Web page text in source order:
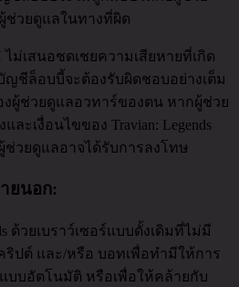
วยดูแลในทางที่ผิด
ไม่เสนอชดเชยความเสียหายที่เกิด
ญชีล็อบบี้จะต้องรับผิดชอบอย่างเต็ม
ผู้ช่วยดูแลอวทาร์ของตน หากผู้ช่วย
ะเงื่อนไขของ Travian: Legends
วยดูแลอาจได้รับการลงโทษ
ยนอก:
ด้วยเบราว์เซอร์แบบดั้งเดิมที่ไม่มี
ริปต์ และ/หรือ บอทเพื่อทำมีให้การ
บบอัตโนมัติ หรือเพื่อให้คล้ายกับ